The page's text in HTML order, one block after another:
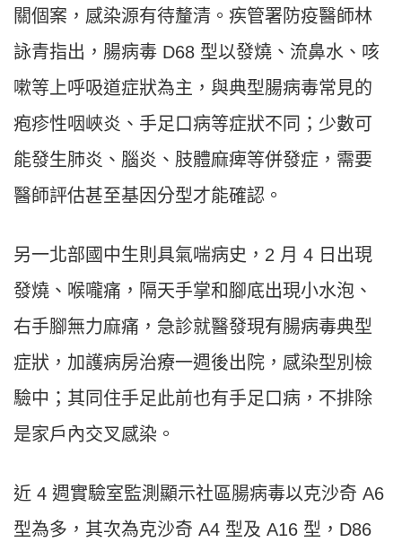
關個案，感染源有待釐清。疾管署防疫醫師林
詠青指出，腸病毒 D68 型以發燒、流鼻水、咳
嗽等上呼吸道症狀為主，與典型腸病毒常見的
疱疹性咽峽炎、手足口病等症狀不同；少數可
能發生肺炎、腦炎、肢體麻痺等併發症，需要
醫師評估甚至基因分型才能確認。
另一北部國中生則具氣喘病史，2 月 4 日出現
發燒、喉嚨痛，隔天手掌和腳底出現小水泡、
右手腳無力麻痛，急診就醫發現有腸病毒典型
症狀，加護病房治療一週後出院，感染型別檢
驗中；其同住手足此前也有手足口病，不排除
是家戶內交叉感染。
近 4 週實驗室監測顯示社區腸病毒以克沙奇 A6
型為多，其次為克沙奇 A4 型及 A16 型，D86